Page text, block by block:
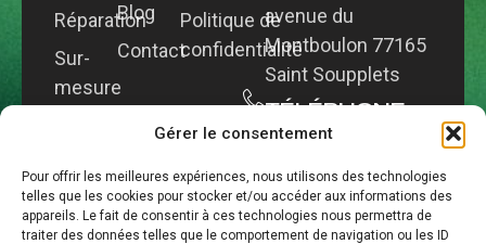
Gérer le consentement
Pour offrir les meilleures expériences, nous utilisons des technologies
telles que les cookies pour stocker et/ou accéder aux informations des
appareils. Le fait de consentir à ces technologies nous permettra de
traiter des données telles que le comportement de navigation ou les ID
Réparation
Sur-
mesure
Blog
Contact
Politique de
confidentialité
avenue du
Montboulon 77165
Saint Soupplets
TÉLÉPHONE
01.60.61.62.34
EMAIL
contact@elbi-
planetel.com